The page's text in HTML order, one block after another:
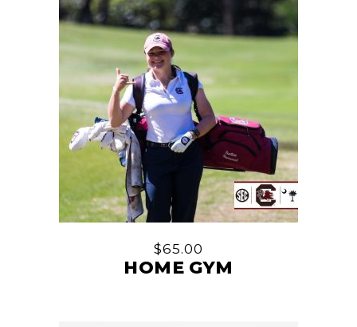
$65.00
HOME GYM